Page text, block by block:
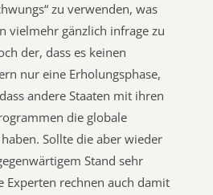
zu verwenden, was
vielmehr gänzlich infrage zu
der, dass es keinen
nur eine Erholungsphase,
andere Staaten mit ihren
die globale
Sollte die aber wieder
Stand sehr
Experten rechnen auch damit